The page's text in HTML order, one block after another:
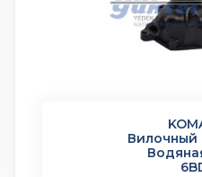
Вилочный